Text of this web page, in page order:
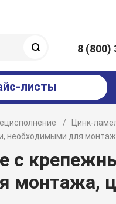
8 (800)
листы
Цинк-
необходимыми для
с
монтажа,